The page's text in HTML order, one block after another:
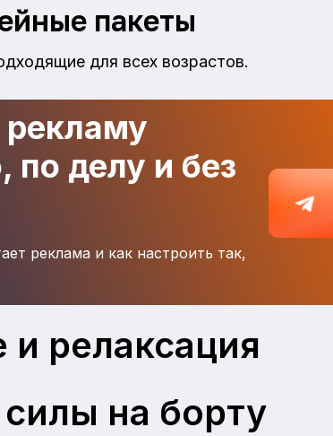
пакеты
для всех возрастов.
рекламу
по делу и без
реклама и как настроить так,
релаксация
на борту